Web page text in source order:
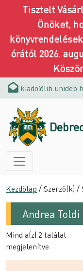
Tisztelt
Önöket,
órától 2026.
Kezdőlap / Szerző(k) /
Andrea Toldi
Mind a(z) 2 találat
megjelenítve